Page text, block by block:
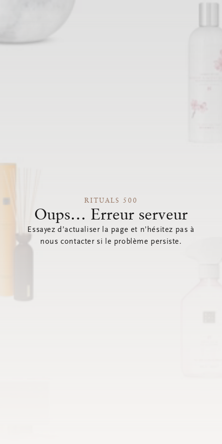
RITUALS 500
Oups… Erreur serveur
Essayez d’actualiser la page et n’hésitez pas à
nous contacter si le problème persiste.